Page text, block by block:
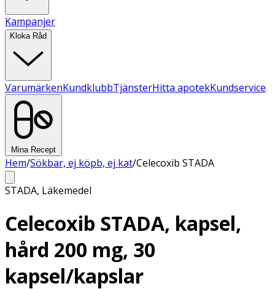
Kampanjer
Kloka Råd
VarumärkenKundklubbTjänsterHitta apotekKundservice
Mina Recept
Hem/Sökbar, ej köpb, ej kat/Celecoxib STADA
STADA, Läkemedel
Celecoxib STADA, kapsel,
hård 200 mg, 30
kapsel/kapslar